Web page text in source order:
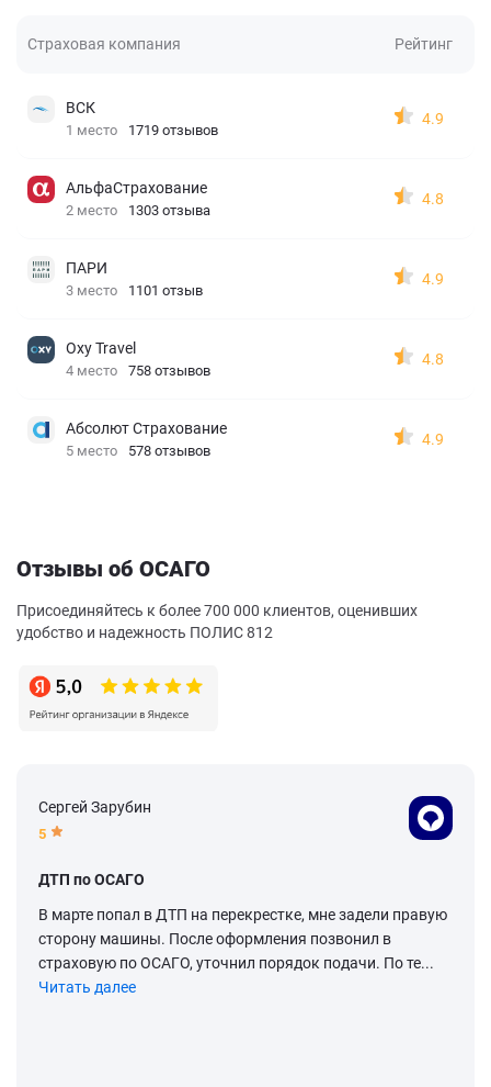
Страховая компания Рейтинг
ВСК
1 место 1719 отзывов
4.9
АльфаСтрахование
2 место 1303 отзыва
4.8
ПАРИ
3 место 1101 отзыв
4.9
Oxy Travel
4 место 758 отзывов
4.8
Абсолют Страхование
5 место 578 отзывов
4.9
Отзывы об ОСАГО
Присоединяйтесь к более 700 000 клиентов, оценивших
удобство и надежность ПОЛИС 812
Сергей Зарубин
5
ДТП по ОСАГО
В марте попал в ДТП на перекрестке, мне задели правую
сторону машины. После оформления позвонил в
страховую по ОСАГО, уточнил порядок подачи. По те...
Читать далее